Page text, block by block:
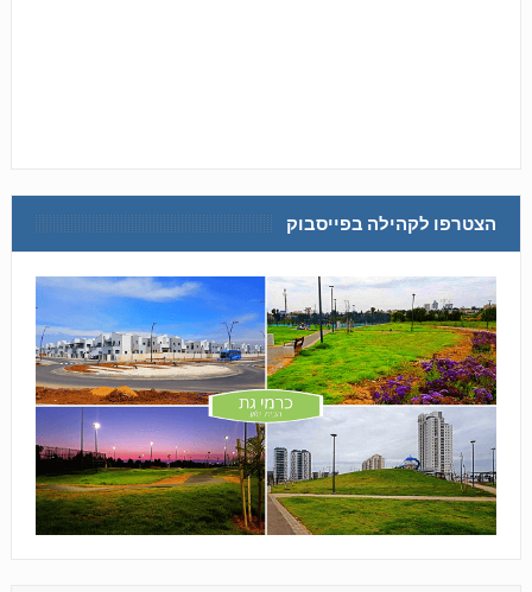
הצטרפו לקהילה בפייסבוק